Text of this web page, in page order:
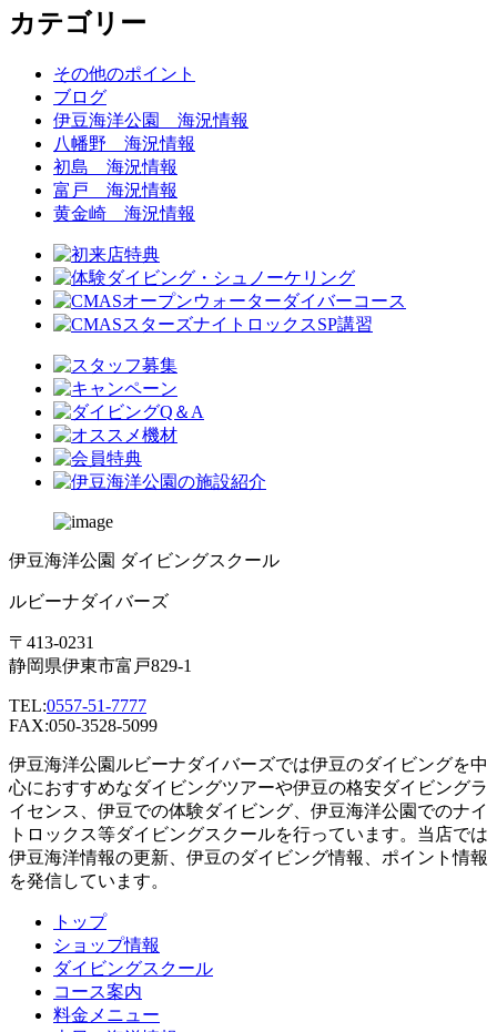
カテゴリー
その他のポイント
ブログ
伊豆海洋公園 海況情報
八幡野 海況情報
初島 海況情報
富戸 海況情報
黄金崎 海況情報
伊豆海洋公園 ダイビングスクール
ルビーナダイバーズ
〒413-0231
静岡県伊東市富戸829-1
TEL:0557-51-7777
FAX:050-3528-5099
伊豆海洋公園ルビーナダイバーズでは伊豆のダイビングを中
心におすすめなダイビングツアーや伊豆の格安ダイビングラ
イセンス、伊豆での体験ダイビング、伊豆海洋公園でのナイ
トロックス等ダイビングスクールを行っています。当店では
伊豆海洋情報の更新、伊豆のダイビング情報、ポイント情報
を発信しています。
トップ
ショップ情報
ダイビングスクール
コース案内
料金メニュー